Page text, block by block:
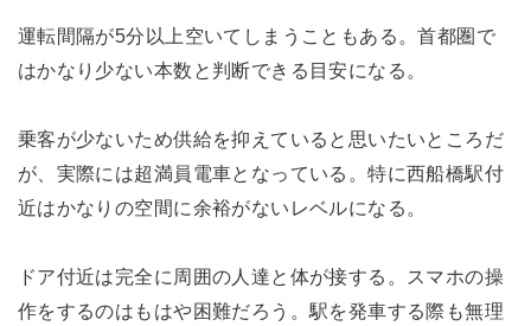
運転間隔が5分以上空いてしまうこともある。首都圏で
はかなり少ない本数と判断できる目安になる。
乗客が少ないため供給を抑えていると思いたいところだ
が、実際には超満員電車となっている。特に西船橋駅付
近はかなりの空間に余裕がないレベルになる。
ドア付近は完全に周囲の人達と体が接する。スマホの操
作をするのはもはや困難だろう。駅を発車する際も無理